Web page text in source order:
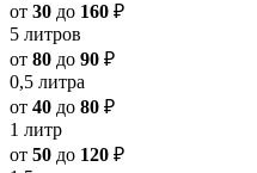
от 30 до 160 ₽
5 литров
от 80 до 90 ₽
0,5 литра
от 40 до 80 ₽
1 литр
от 50 до 120 ₽